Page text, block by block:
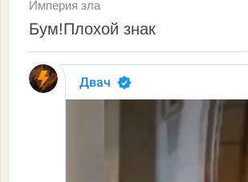
Империя зла
Бум!Плохой знак